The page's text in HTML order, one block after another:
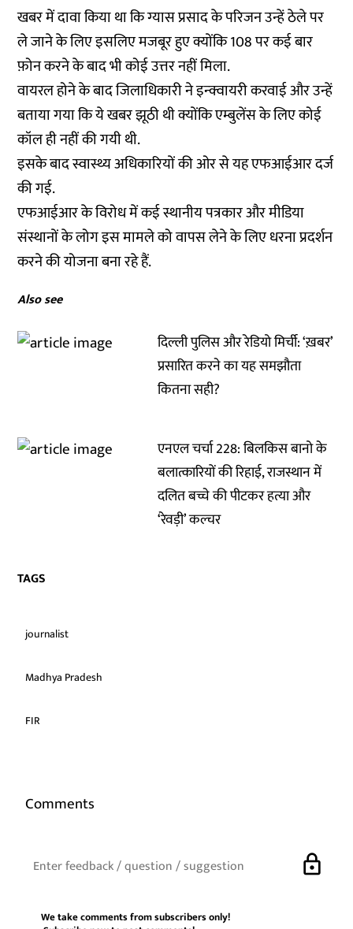
खबर में दावा किया था कि ग्यास प्रसाद के परिजन उन्हें ठेले पर
ले जाने के लिए इसलिए मजबूर हुए क्योंकि 108 पर कई बार
फ़ोन करने के बाद भी कोई उत्तर नहीं मिला.
वायरल होने के बाद जिलाधिकारी ने इन्क्वायरी करवाई और उन्हें
बताया गया कि ये खबर झूठी थी क्योंकि एम्बुलेंस के लिए कोई
कॉल ही नहीं की गयी थी.
इसके बाद स्वास्थ्य अधिकारियों की ओर से यह एफआईआर दर्ज
की गई.
एफआईआर के विरोध में कई स्थानीय पत्रकार और मीडिया
संस्थानों के लोग इस मामले को वापस लेने के लिए धरना प्रदर्शन
करने की योजना बना रहे हैं.
Also see
दिल्ली पुलिस और रेडियो मिर्ची: ‘ख़बर’
प्रसारित करने का यह समझौता
कितना सही?
एनएल चर्चा 228: बिलकिस बानो के
बलात्कारियों की रिहाई, राजस्थान में
दलित बच्चे की पीटकर हत्या और
‘रेवड़ी’ कल्चर
TAGS
journalist
Madhya Pradesh
FIR
Comments
lock
We take comments from subscribers only!